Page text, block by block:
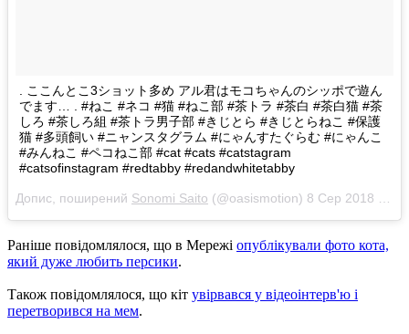
. ここんとこ3ショット多め アル君はモコちゃんのシッポで遊ん
でます… . #ねこ #ネコ #猫 #ねこ部 #茶トラ #茶白 #茶白猫 #茶
しろ #茶しろ組 #茶トラ男子部 #きじとら #きじとらねこ #保護
猫 #多頭飼い #ニャンスタグラム #にゃんすたぐらむ #にゃんこ
#みんねこ #ペコねこ部 #cat #cats #catstagram
#catsofinstagram #redtabby #redandwhitetabby
Допис, поширений Sonomi Saito (@oasismotion) 8 Сер 2018 р. о 6:37 PDT
Раніше повідомлялося, що в Мережі опублікували фото кота,
який дуже любить персики.
Також повідомлялося, що кіт увірвався у відеоінтерв'ю і
перетворився на мем.